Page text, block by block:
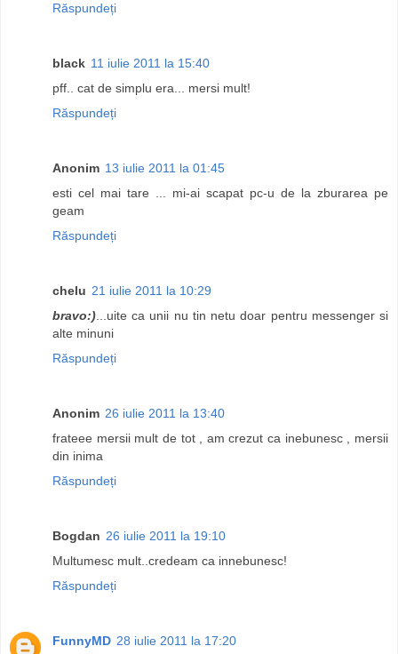
Răspundeți
black 11 iulie 2011 la 15:40
pff.. cat de simplu era... mersi mult!
Răspundeți
Anonim 13 iulie 2011 la 01:45
esti cel mai tare ... mi-ai scapat pc-u de la zburarea pe
geam
Răspundeți
chelu 21 iulie 2011 la 10:29
bravo:)...uite ca unii nu tin netu doar pentru messenger si
alte minuni
Răspundeți
Anonim 26 iulie 2011 la 13:40
frateee mersii mult de tot , am crezut ca inebunesc , mersii
din inima
Răspundeți
Bogdan 26 iulie 2011 la 19:10
Multumesc mult..credeam ca innebunesc!
Răspundeți
FunnyMD 28 iulie 2011 la 17:20